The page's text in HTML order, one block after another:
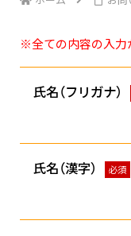
※全ての内容の入力
氏名（フリガナ）
氏名（漢字） 必須